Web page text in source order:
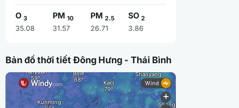
O 3
35.08
PM10
31.57
PM2.5
26.71
SO2
3.86
Bản đồ thời tiết Đông Hưng - Thái Bình